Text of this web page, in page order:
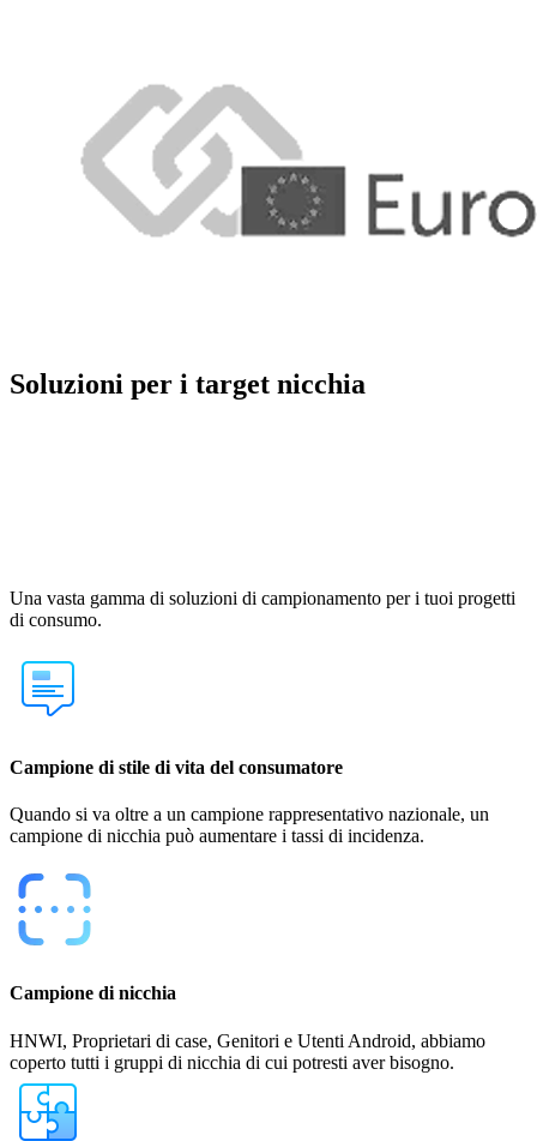
Soluzioni per i target nicchia
Una vasta gamma di soluzioni di campionamento per i tuoi progetti
di consumo.
Campione di stile di vita del consumatore
Quando si va oltre a un campione rappresentativo nazionale, un
campione di nicchia può aumentare i tassi di incidenza.
Campione di nicchia
HNWI, Proprietari di case, Genitori e Utenti Android, abbiamo
coperto tutti i gruppi di nicchia di cui potresti aver bisogno.